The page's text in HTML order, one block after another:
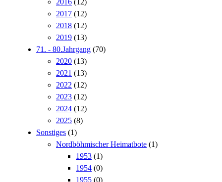
2017 (12)
2018 (12)
2019 (13)
71. - 80.Jahrgang (70)
2020 (13)
2021 (13)
2022 (12)
2023 (12)
2024 (12)
2025 (8)
Sonstiges (1)
Nordböhmischer Heimatbote (1)
1953 (1)
1954 (0)
1955 (0)